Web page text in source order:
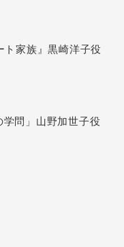
家族』黒崎洋子役
問」山野加世子役